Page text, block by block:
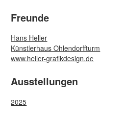
Freunde
Hans Heller
Künstlerhaus Ohlendorffturm
www.heller-grafikdesign.de
Ausstellungen
2025